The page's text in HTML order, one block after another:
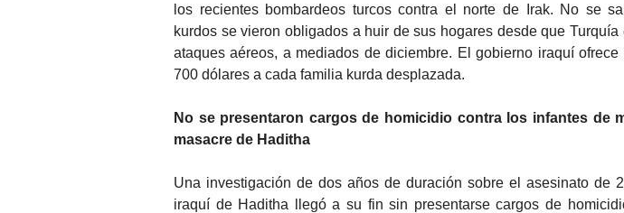
los recientes bombardeos turcos contra el norte de Irak. No se
kurdos se vieron obligados a huir de sus hogares desde que
ataques aéreos, a mediados de diciembre. El gobierno iraquí ofrece
700 dólares a cada familia kurda desplazada.
No se presentaron cargos de homicidio contra los infantes de
masacre de Haditha
Una investigación de dos años de duración sobre el asesinato de
iraquí de Haditha llegó a su fin sin presentarse cargos de